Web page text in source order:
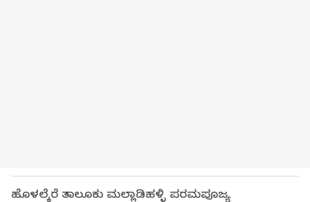
ಹೊಳಲ್ಕೆರೆ ತಾಲೂಕು ಮಲ್ಲಾಡಿಹಳ್ಳಿ ಪರಮಪೂಜ್ಯ